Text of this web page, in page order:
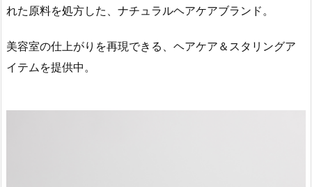
れた原料を処方した、ナチュラルヘアケアブランド。
美容室の仕上がりを再現できる、ヘアケア＆スタリングア
イテムを提供中。